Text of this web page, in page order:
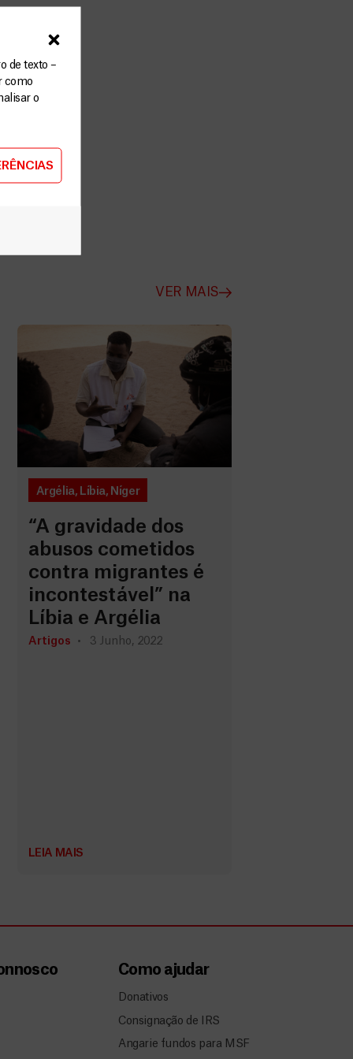
de texto –
como
o
VER MAIS
Argélia, Líbia, Níger
“A gravidade dos
abusos cometidos
contra migrantes é
incontestável” na
Líbia e Argélia
Artigos 3 Junho, 2022
LEIA MAIS
Como ajudar
Donativos
Consignação de IRS
Angarie fundos para MSF